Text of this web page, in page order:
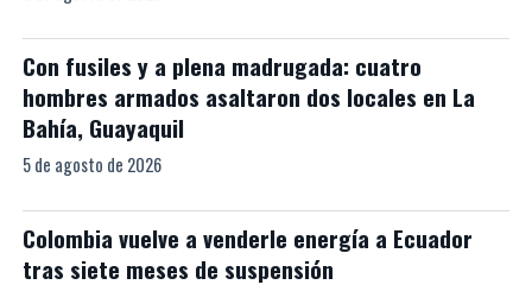
Con fusiles y a plena madrugada: cuatro
hombres armados asaltaron dos locales en La
Bahía, Guayaquil
5 de agosto de 2026
Colombia vuelve a venderle energía a Ecuador
tras siete meses de suspensión